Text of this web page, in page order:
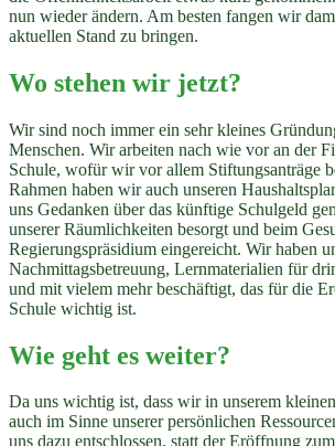
nun wieder ändern. Am besten fangen wir
aktuellen Stand zu bringen.
Wo stehen wir jetzt?
Wir sind noch immer ein sehr kleines
Menschen. Wir arbeiten nach wie vor an der
Schule, wofür wir vor allem Stiftungsanträge
Rahmen haben wir auch unseren
uns Gedanken über das künftige Schulgeld
unserer Räumlichkeiten besorgt und beim
Regierungspräsidium eingereicht. Wir haben
Nachmittagsbetreuung, Lernmaterialien für
und mit vielem mehr beschäftigt, das für die
Schule wichtig ist.
Wie geht es weiter?
Da uns wichtig ist, dass wir in unserem
auch im Sinne unserer persönlichen
uns dazu entschlossen, statt der Eröffnung